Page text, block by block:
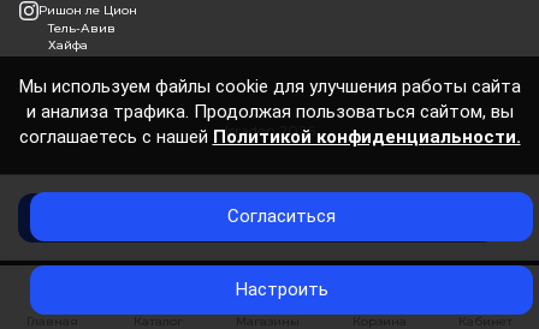
Нет в наличии
Ришон ле Цион
Тель-Авив
Хайфа
Isradon 2026
Мы используем файлы cookie для улучшения работы сайта
и анализа трафика. Продолжая пользоваться сайтом, вы
соглашаетесь с нашей Политикой конфиденциальности.
Согласиться
Настроить